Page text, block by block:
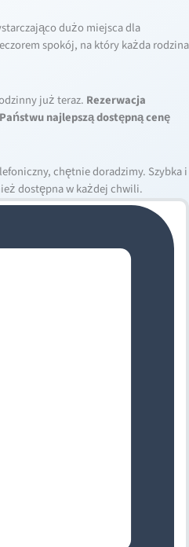
dużo miejsca dla
spokój, na który każda rodzina
już teraz. Rezerwacja
najlepszą dostępną cenę
chętnie doradzimy. Szybka i
dostępna w każdej chwili.